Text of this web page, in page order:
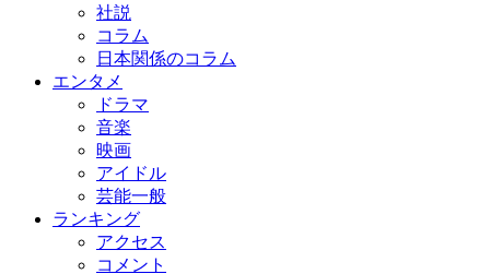
社説
コラム
日本関係のコラム
エンタメ
ドラマ
音楽
映画
アイドル
芸能一般
ランキング
アクセス
コメント